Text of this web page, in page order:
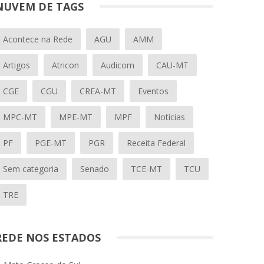
DE TAGS
Acontece na Rede AGU AMM
Artigos Atricon Audicom CAU-MT
CGE CGU CREA-MT Eventos
MPC-MT MPE-MT MPF Notícias
PF PGE-MT PGR Receita Federal
Sem categoria Senado TCE-MT TCU
TRE
NOS ESTADOS